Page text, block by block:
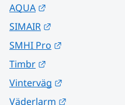
AQUA
SIMAIR
SMHI Pro
Timbr
Vinterväg
Väderlarm